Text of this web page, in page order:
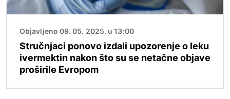
Objavljeno 09. 05. 2025. u 13:00
Stručnjaci ponovo izdali upozorenje o leku
ivermektin nakon što su se netačne objave
proširile Evropom